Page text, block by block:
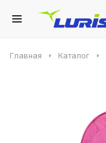
Главная Каталог